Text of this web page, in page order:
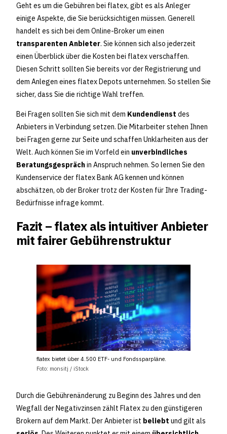
Geht es um die Gebühren bei flatex, gibt es als Anleger
einige Aspekte, die Sie berücksichtigen müssen. Generell
handelt es sich bei dem Online-Broker um einen
transparenten Anbieter. Sie können sich also jederzeit
einen Überblick über die Kosten bei flatex verschaffen.
Diesen Schritt sollten Sie bereits vor der Registrierung und
dem Anlegen eines flatex Depots unternehmen. So stellen Sie
sicher, dass Sie die richtige Wahl treffen.
Bei Fragen sollten Sie sich mit dem Kundendienst des
Anbieters in Verbindung setzen. Die Mitarbeiter stehen Ihnen
bei Fragen gerne zur Seite und schaffen Unklarheiten aus der
Welt. Auch können Sie im Vorfeld ein unverbindliches
Beratungsgesprächin Anspruch nehmen. So lernen Sie den
Kundenservice der flatex Bank AG kennen und können
abschätzen, ob der Broker trotz der Kosten für Ihre Trading-
Bedürfnisse infrage kommt.
Fazit – flatex als intuitiver Anbieter
mit fairer Gebührenstruktur
flatex bietet über 4.500 ETF- und Fondssparpläne.
Foto: monsitj / iStock
Durch die Gebührenänderung zu Beginn des Jahres und den
Wegfall der Negativzinsen zählt Flatex zu den günstigeren
Brokern auf dem Markt. Der Anbieter ist beliebt und gilt als